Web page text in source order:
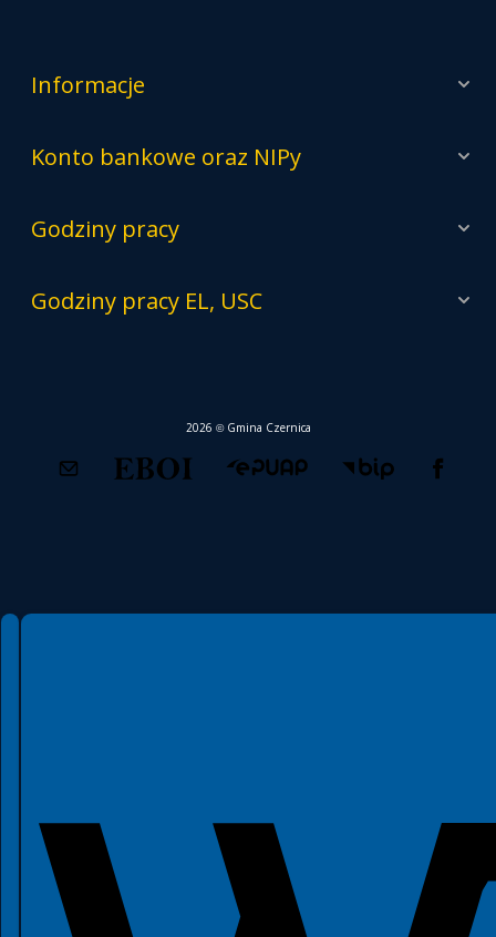
Informacje
Konto bankowe oraz NIPy
Godziny pracy
Godziny pracy EL, USC
2026 © Gmina Czernica
Spełniamy standardy WCAG 2.2
Spełniamy standardy W3C